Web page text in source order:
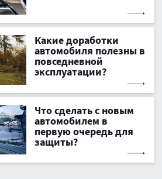
Какие доработки
автомобиля полезны в
повседневной
эксплуатации?
Что сделать с новым
автомобилем в
первую очередь для
защиты?